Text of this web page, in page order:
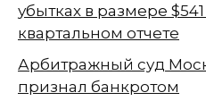
убытках в размере
квартальном отчете
Арбитражный суд
признал банкротом